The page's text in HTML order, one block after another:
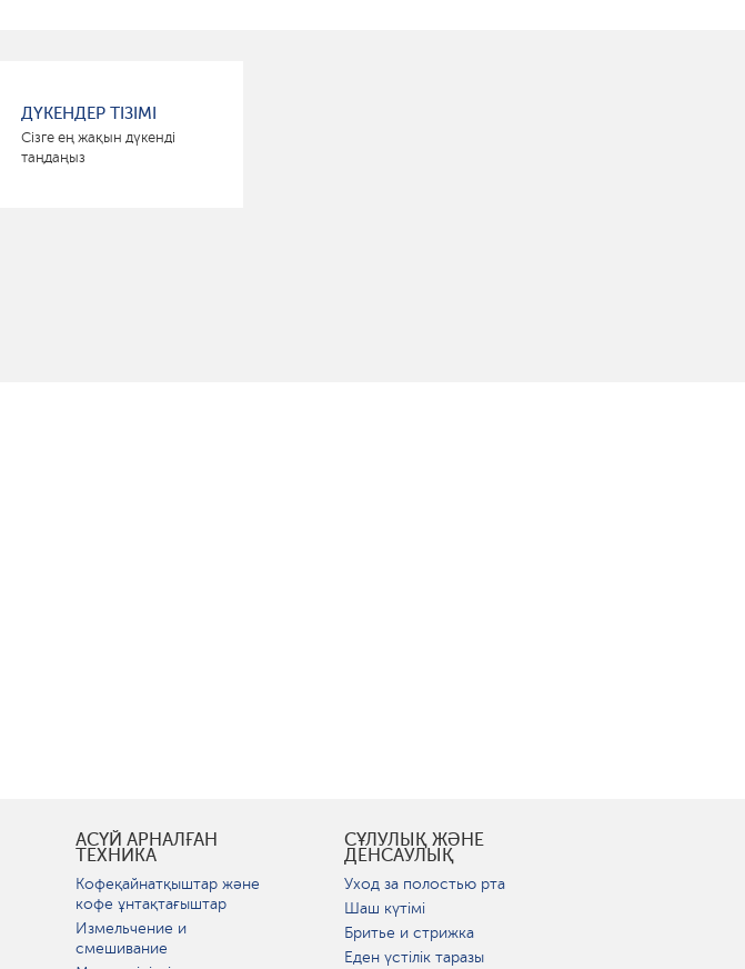
ДҮКЕНДЕР ТІЗІМІ
Сізге ең жақын дүкенді
таңдаңыз
АСҮЙ АРНАЛҒАН
ТЕХНИКА
Кофеқайнатқыштар және
кофе ұнтақтағыштар
Измельчение и
смешивание
СҰЛУЛЫҚ ЖӘНЕ
ДЕНСАУЛЫҚ
Уход за полостью рта
Шаш күтімі
Бритье и стрижка
Еден үстілік таразы